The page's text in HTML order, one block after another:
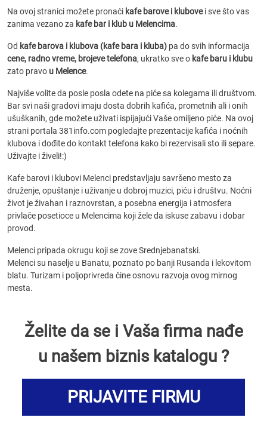
Na ovoj stranici možete pronaći kafe barove i klubovei sve što vas
zanima vezano za kafe bar i klub u Melencima.
Od kafe barova i klubova (kafe bara i kluba) pa do svih informacija
cene, radno vreme, brojeve telefona, ukratko sve o kafe baru i klubu
zato pravo u Melence.
Najviše volite da posle posla odete na piće sa kolegama ili društvom.
Bar svi naši gradovi imaju dosta dobrih kafića, prometnih ali i onih
ušuškanih, gde možete uživati ispijajući Vaše omiljeno piće. Na ovoj
strani portala 381info.com pogledajte prezentacije kafića i noćnih
klubova i dođite do kontakt telefona kako bi rezervisali sto ili separe.
Uživajte i živeli!:)
Kafe barovi i klubovi Melenci predstavljaju savršeno mesto za
druženje, opuštanje i uživanje u dobroj muzici, piću i društvu. Noćni
život je živahan i raznovrstan, a posebna energija i atmosfera
privlače posetioce u Melencima koji žele da iskuse zabavu i dobar
provod.
Melenci pripada okrugu koji se zove Srednjebanatski.
Melenci su naselje u Banatu, poznato po banji Rusanda i lekovitom
blatu. Turizam i poljoprivreda čine osnovu razvoja ovog mirnog
mesta.
Želite da se i Vaša firma nađe
u našem biznis katalogu ?
PRIJAVITE FIRMU